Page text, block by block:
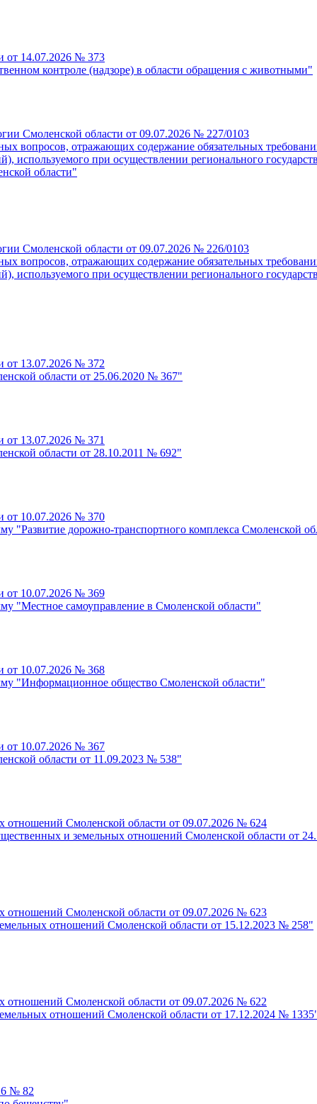
от 14.07.2026 № 373
контроле (надзоре) в области обращения с животными"
Смоленской области от 09.07.2026 № 227/0103
вопросов, отражающих содержание обязательных
при осуществлении регионального
области"
Смоленской области от 09.07.2026 № 226/0103
вопросов, отражающих содержание обязательных
при осуществлении регионального
от 13.07.2026 № 372
области от 25.06.2020 № 367"
от 13.07.2026 № 371
области от 28.10.2011 № 692"
от 10.07.2026 № 370
"Развитие дорожно-транспортного комплекса Смоленской
от 10.07.2026 № 369
"Местное самоуправление в Смоленской области"
от 10.07.2026 № 368
"Информационное общество Смоленской области"
от 10.07.2026 № 367
области от 11.09.2023 № 538"
Смоленской области от 09.07.2026 № 624
и земельных отношений Смоленской области от
Смоленской области от 09.07.2026 № 623
отношений Смоленской области от 15.12.2023 № 258"
Смоленской области от 09.07.2026 № 622
отношений Смоленской области от 17.12.2024 №
№ 82